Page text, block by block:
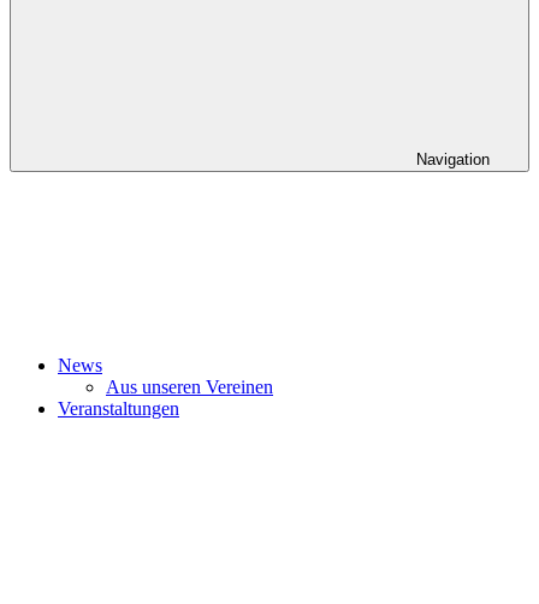
Navigation
News
Aus unseren Vereinen
Veranstaltungen